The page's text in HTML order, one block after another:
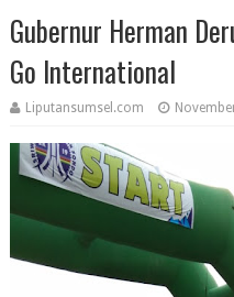
Gubernur Herman
Go International
Liputansumsel.com